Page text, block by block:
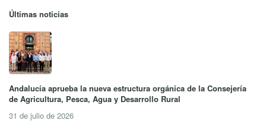
Últimas noticias
Andalucía aprueba la nueva estructura orgánica de la Consejería
de Agricultura, Pesca, Agua y Desarrollo Rural
31 de julio de 2026